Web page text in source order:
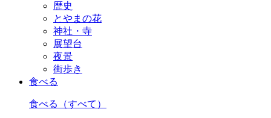
歴史
とやまの花
神社・寺
展望台
夜景
街歩き
食べる
食べる （すべて）